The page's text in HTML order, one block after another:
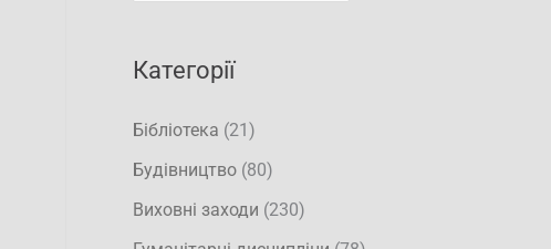
Категорії
Бібліотека (21)
Будівництво (80)
Виховні заходи (230)